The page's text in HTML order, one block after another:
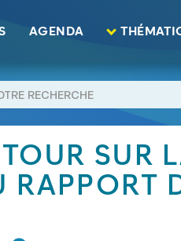
AGENDA
Nancy
RETOUR
SUR
RAPPORT